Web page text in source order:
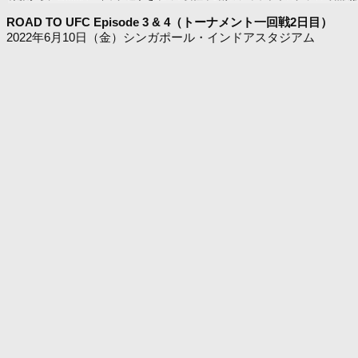
ROAD TO UFC Episode 3 & 4（トーナメント一回戦2日目）
2022年6月10日（金）シンガポール・インドアスタジアム